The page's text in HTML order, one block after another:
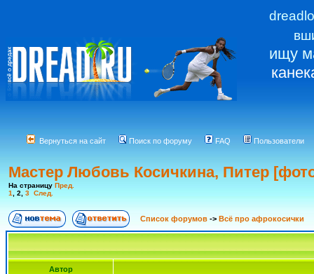
ищу
Вернуться на сайт Поиск по форуму FAQ Пользователи
Мастер Любовь Косичкина, Питер
На страницу Пред.
1
2 3 След.
Список форумов -> Всё про афрокосички
Автор